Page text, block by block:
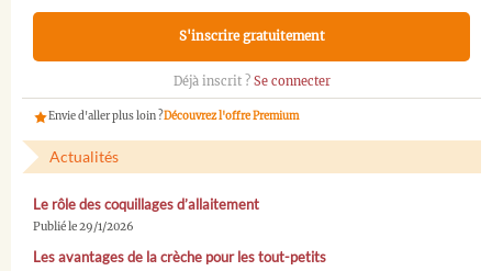
S'inscrire gratuitement
Déjà inscrit ? Se connecter
Envie d'aller plus loin ?Découvrez l'offre Premium
Actualités
Le rôle des coquillages d’allaitement
Publié le 29/1/2026
Les avantages de la crèche pour les tout-petits